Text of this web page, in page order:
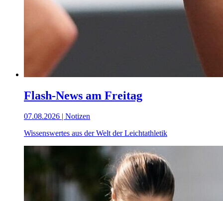
Flash-News am Freitag
07.08.2026 | Notizen
Wissenswertes aus der Welt der Leichtathletik